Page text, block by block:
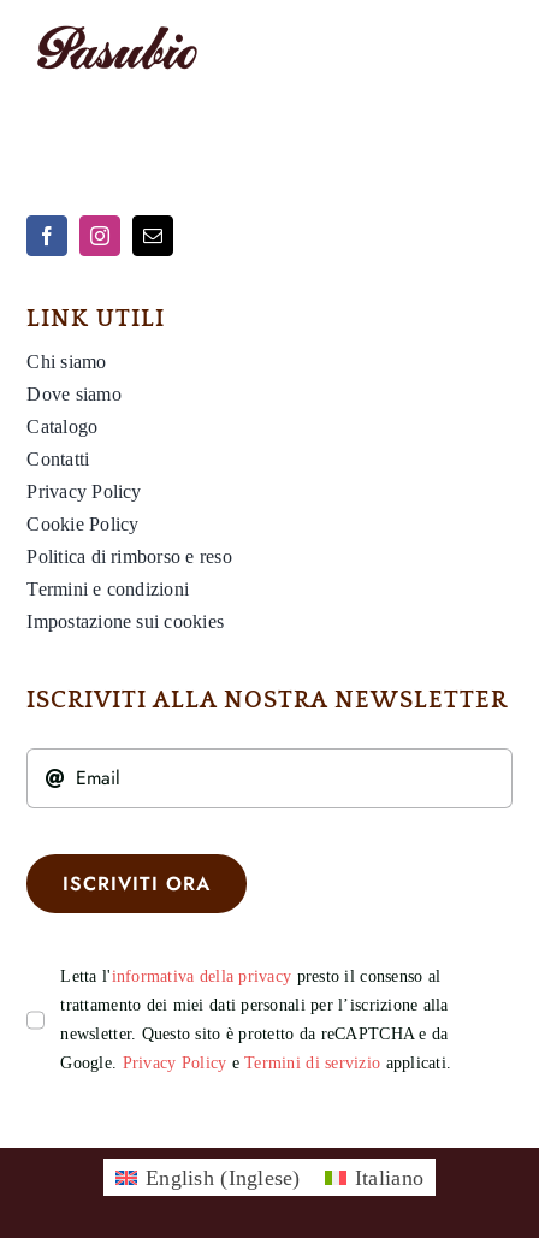
LINK UTILI
Chi siamo
Dove siamo
Catalogo
Contatti
Privacy Policy
Cookie Policy
Politica di rimborso e reso
Termini e condizioni
Impostazione sui cookies
ISCRIVITI ALLA NOSTRA NEWSLETTER
ISCRIVITI ORA
Letta l'informativa della privacy presto il consenso al
trattamento dei miei dati personali per l’iscrizione alla
newsletter. Questo sito è protetto da reCAPTCHA e da
Google. Privacy Policy eTermini di servizio applicati.
English (Inglese) Italiano